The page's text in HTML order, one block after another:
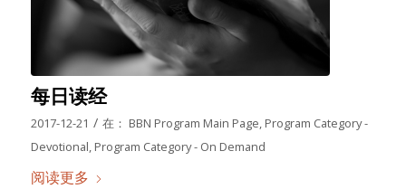
每日读经
2017-12-21 / 在： BBN Program Main Page, Program Category -
Devotional, Program Category - On Demand
阅读更多